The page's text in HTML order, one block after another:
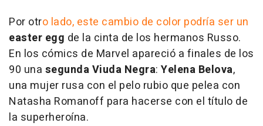
Por otro lado, este cambio de color podría ser un
easter egg de la cinta de los hermanos Russo.
En los cómics de Marvel apareció a finales de los
90 una segunda Viuda Negra: Yelena Belova,
una mujer rusa con el pelo rubio que pelea con
Natasha Romanoff para hacerse con el título de
la superheroína.